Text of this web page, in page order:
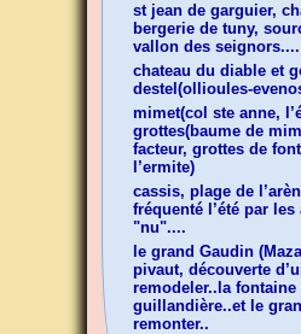
st jean de garguier,
bergerie de tuny,
vallon des seignors....
chateau du diable et
destel(ollioules-
mimet(col ste anne,
grottes(baume de
facteur, grottes de
l’ermite)
cassis, plage de
fréquenté l’été par les
"nu"....
le grand Gaudin
pivaut, découverte
remodeler..la fontaine
guillandière..et le
remonter..